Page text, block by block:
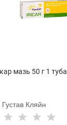
мазь 50 г 1 туба
Кляйн